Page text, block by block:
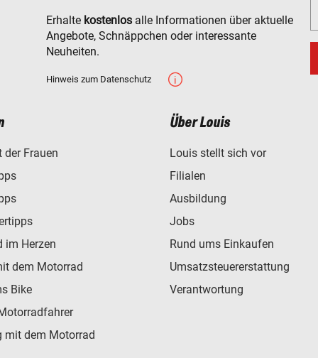
Erhalte kostenlos alle Informationen über aktuelle
Angebote, Schnäppchen oder interessante
Neuheiten.
Hinweis zum Datenschutz
der Frauen
im Herzen
dem Motorrad
Bike
mit dem Motorrad
Über Louis
Louis stellt sich vor
Filialen
Ausbildung
Jobs
Rund ums Einkaufen
Umsatzsteuererstattung
Verantwortung